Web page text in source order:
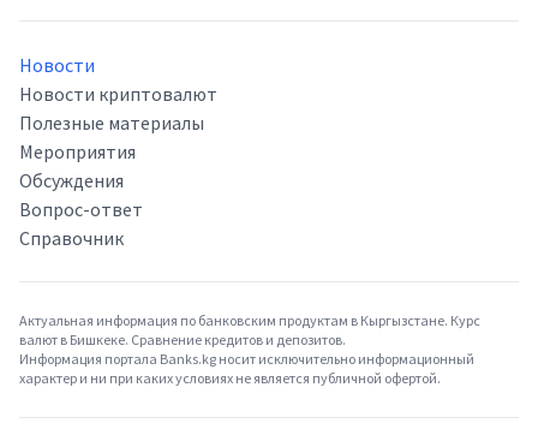
Новости
Новости криптовалют
Полезные материалы
Мероприятия
Обсуждения
Вопрос-ответ
Справочник
Актуальная информация по банковским продуктам в Кыргызстане. Курс
валют в Бишкеке. Сравнение кредитов и депозитов.
Информация портала Banks.kg носит исключительно информационный
характер и ни при каких условиях не является публичной офертой.